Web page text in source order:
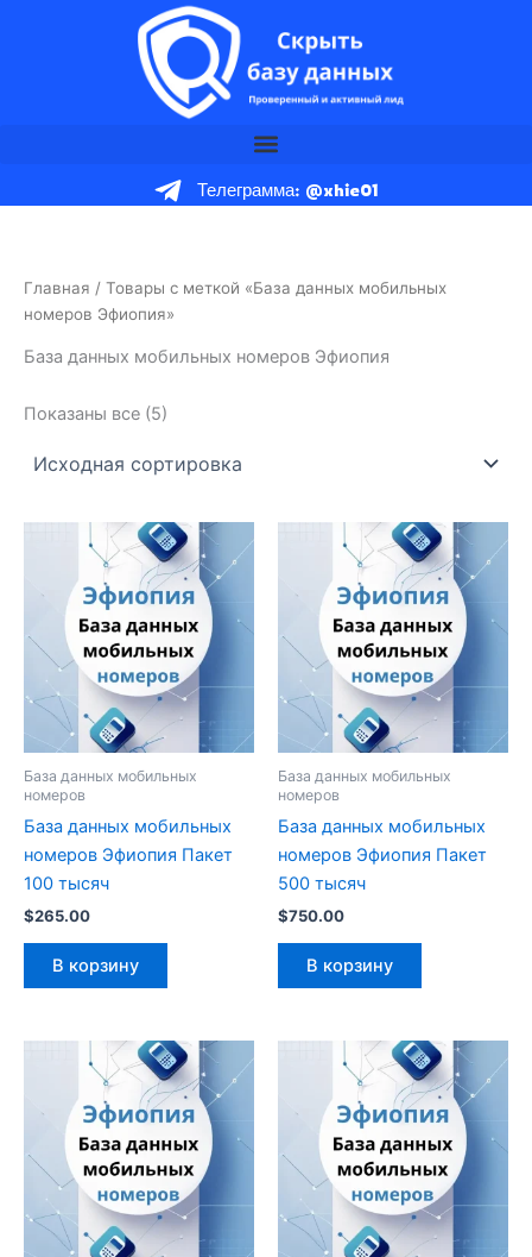
Телеграмма: @xhie01
Главная / Товары с меткой «База данных мобильных
номеров Эфиопия»
База данных мобильных номеров Эфиопия
Показаны все (5)
База данных мобильных
номеров
База данных мобильных
номеров Эфиопия Пакет
100 тысяч
$265.00
В корзину
База данных мобильных
номеров
База данных мобильных
номеров Эфиопия Пакет
500 тысяч
$750.00
В корзину